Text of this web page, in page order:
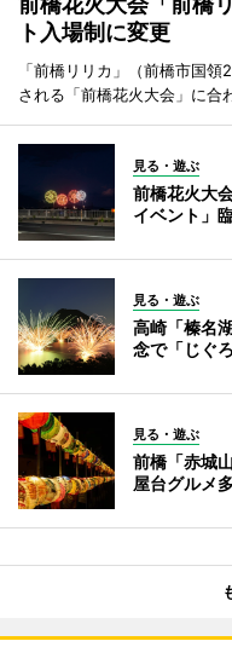
ト入場制に変更
「前橋リリカ」（前橋市国
される「前橋花火大会」に合
見る・遊ぶ
前橋花火大
イベント」
見る・遊ぶ
高崎「榛名
念で「じぐ
見る・遊ぶ
前橋「赤城
屋台グルメ